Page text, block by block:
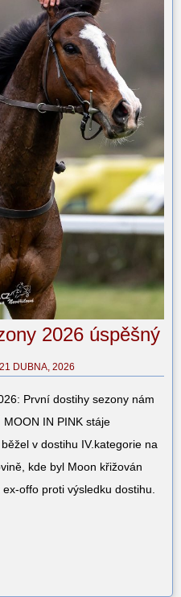
2026 úspěšný
21 DUBNA, 2026
První dostihy sezony nám
MOON IN PINK stáje
v dostihu IV.kategorie na
kde byl Moon křižován
offo proti výsledku dostihu.